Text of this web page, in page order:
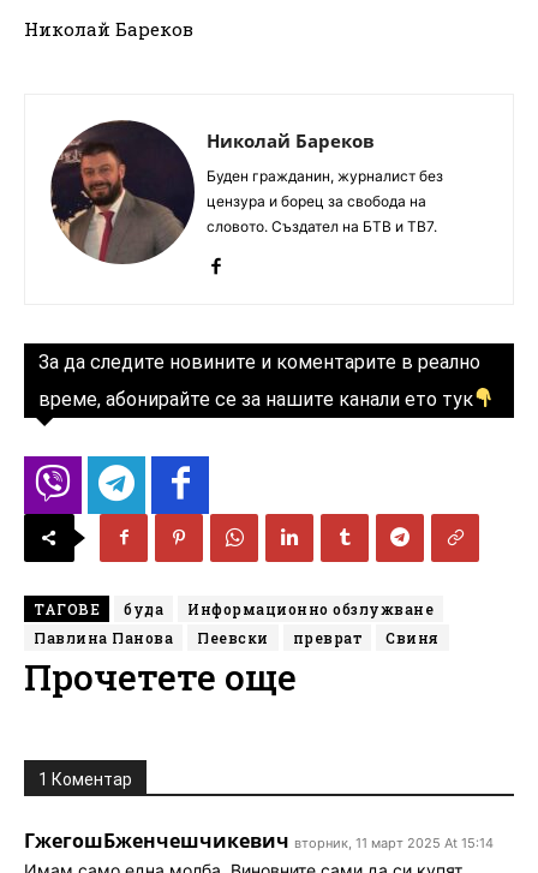
Николай Бареков
Николай Бареков
Буден гражданин, журналист без
цензура и борец за свобода на
словото. Създател на БТВ и ТВ7.
За да следите новините и коментарите в реално
време, абонирайте се за нашите канали ето тук
ТАГОВЕ буда
Информационно обзлужване
Павлина Панова
Пеевски преврат Свиня
Прочетете още
1 Коментар
ГжегошБженчешчикевич вторник, 11 март 2025 At 15:14